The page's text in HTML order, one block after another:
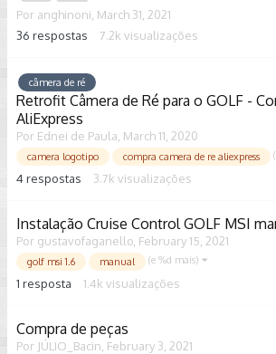
Por anghinoni March 31, 2021
36 respostas 7.2k visualizações
câmera de ré
Retrofit Câmera de Ré para o GOLF -
AliExpress
Por Ednei de Paula March 11, 2020
camera logotipo compra camera de re aliexpress
4 respostas 3.7k visualizações
Instalação Cruise Control GOLF MSI
Por gustavofaganello February 15, 2021
golf msi 1.6 manual (e %d mais)
1 resposta 1.4k visualizações
Compra de peças
Por JÚLIO_Bacin February 3, 2021